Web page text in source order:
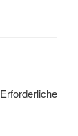
Erforderliche